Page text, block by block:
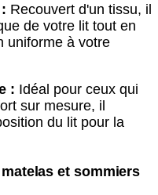
Recouvert d'un tissu, il
de votre lit tout en
uniforme à votre
: Idéal pour ceux qui
sur mesure, il
du lit pour la
et sommiers